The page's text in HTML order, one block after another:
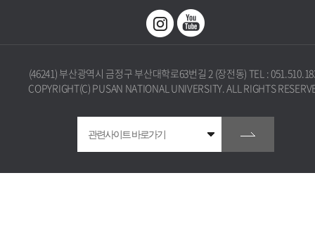
(46241) 부산광역시 금정구 부산대학로63번길 2 (장전동) TEL :
COPYRIGHT(C) PUSAN NATIONAL UNIVERSITY. ALL RIGHTS